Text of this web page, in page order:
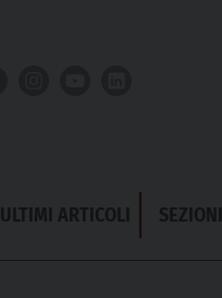
ULTIMI ARTICOLI SEZIONI